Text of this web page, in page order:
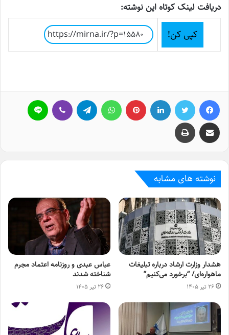
دریافت لینک کوتاه این نوشته:
کپی کن!
فیسبوک توییتر لینکداین پینتریست تلگرام وایبر
اشتراک گذاری با ایمیل چاپ
نوشته های مشابه
هشدار وزارت ارشاد درباره تبلیغات
ماهواره‌ای/ “برخورد می‌کنیم”
۲۶ تیر ۱۴۰۵
عباس عبدی و روزنامه اعتماد مجرم
شناخته شدند
۲۶ تیر ۱۴۰۵